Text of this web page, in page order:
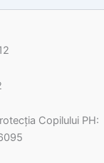
Copilului PH: